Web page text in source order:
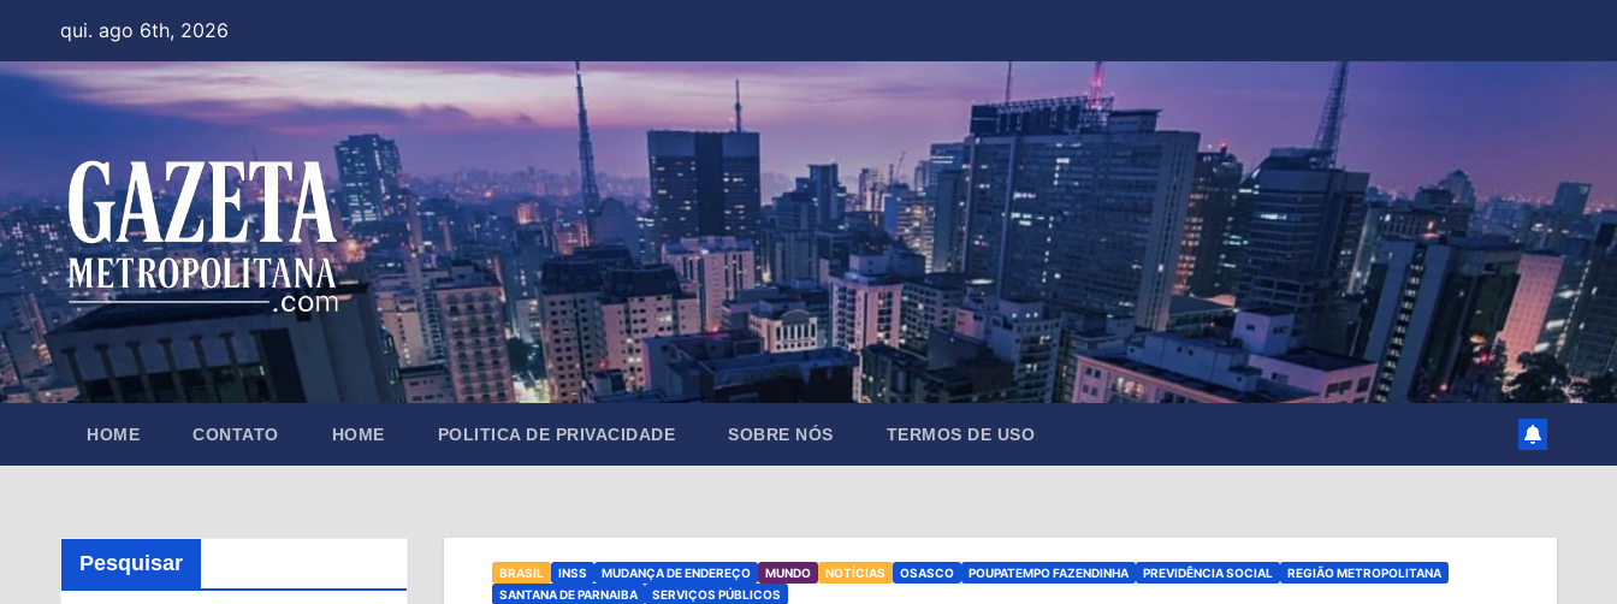
content
qui. ago 6th, 2026
HOME CONTATO HOME POLITICA DE PRIVACIDADE SOBRE NÓS TERMOS DE USO
Pesquisar BRASIL INSS MUDANÇA DE ENDEREÇO MUNDO NOTÍCIAS OSASCO POUPATEMPO FAZENDINHA PREVIDÊNCIA SOCIAL
REGIÃO METROPOLITANA
SANTANA DE PARNAIBA
SERVIÇOS PÚBLICOS